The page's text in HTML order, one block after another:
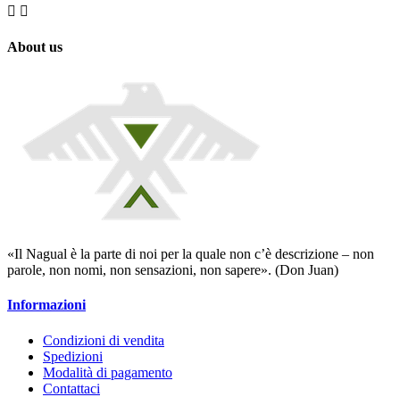
 
About us
«Il Nagual è la parte di noi per la quale non c’è descrizione – non
parole, non nomi, non sensazioni, non sapere». (Don Juan)
Informazioni
Condizioni di vendita
Spedizioni
Modalità di pagamento
Contattaci